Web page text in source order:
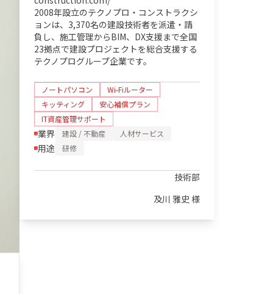
2008年設立のテクノプロ・コンストラクシ
ョンは、3,370名の建設技術者を派遣・請
負し、施工管理からBIM、DX支援まで全国
23拠点で建設プロジェクトを総合支援する
テクノプログループ企業です。
ノートパソコン
Wi-Fiルーター
キッティング
安心補償プラン
IT資産管理サポート
業界 建設 / 不動産 人材サービス
用途 研修
技術部
及川 雅史 様